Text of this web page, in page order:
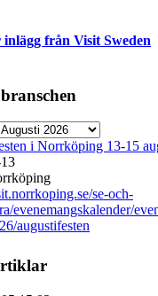
inlägg från Visit Sweden
i Norrköping 13-15
se-och-
evenemangskalender/
augustifesten